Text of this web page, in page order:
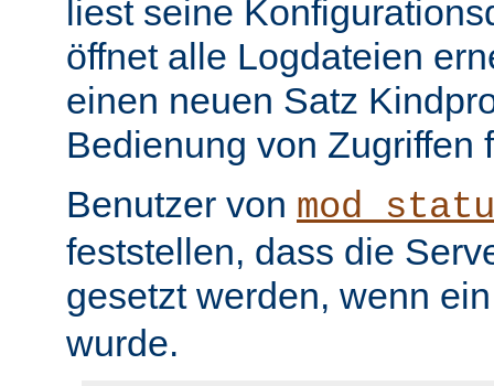
liest seine
öffnet alle Logdateien
einen neuen Satz
Bedienung von Zugriffen
Benutzer von
feststellen, dass die
gesetzt werden, wenn
wurde.